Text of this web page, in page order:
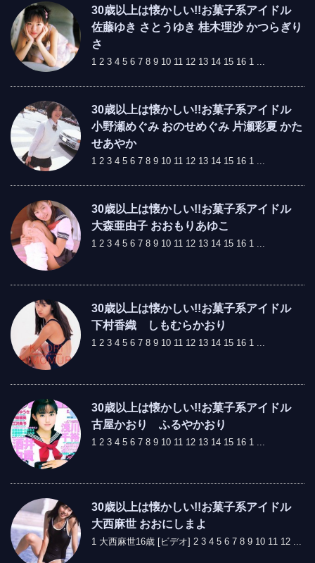
30歳以上は懐かしい!!お菓子系アイドル
佐藤ゆき さとうゆき 桂木理沙 かつらぎり
さ
1 2 3 4 5 6 7 8 9 10 11 12 13 14 15 16 1 ...
30歳以上は懐かしい!!お菓子系アイドル
小野瀬めぐみ おのせめぐみ 片瀬彩夏 かた
せあやか
1 2 3 4 5 6 7 8 9 10 11 12 13 14 15 16 1 ...
30歳以上は懐かしい!!お菓子系アイドル
大森亜由子 おおもりあゆこ
1 2 3 4 5 6 7 8 9 10 11 12 13 14 15 16 1 ...
30歳以上は懐かしい!!お菓子系アイドル
下村香織 しもむらかおり
1 2 3 4 5 6 7 8 9 10 11 12 13 14 15 16 1 ...
30歳以上は懐かしい!!お菓子系アイドル
古屋かおり ふるやかおり
1 2 3 4 5 6 7 8 9 10 11 12 13 14 15 16 1 ...
30歳以上は懐かしい!!お菓子系アイドル
大西麻世 おおにしまよ
1 大西麻世16歳 [ビデオ] 2 3 4 5 6 7 8 9 10 11 12 ...